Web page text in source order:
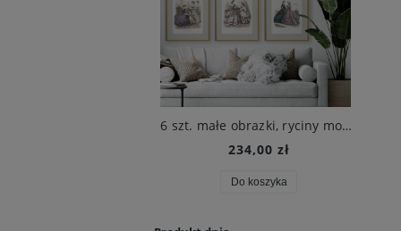
6 szt. małe obrazki, ryciny modowe, XIX w., Beilage zur Victoria
234,00 zł
Do koszyka